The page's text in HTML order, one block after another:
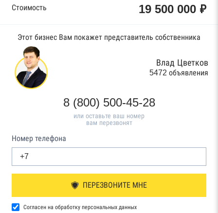
Стоимость 19 500 000 ₽
Этот бизнес Вам покажет представитель собственника
Влад Цветков
5472 объявления
8 (800) 500-45-28
или оставьте ваш номер
вам перезвонят
Номер телефона
ПЕРЕЗВОНИТЕ МНЕ
Согласен на обработку персональных данных